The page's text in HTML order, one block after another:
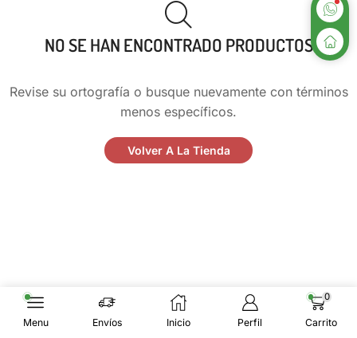
NO SE HAN ENCONTRADO PRODUCTOS
Revise su ortografía o busque nuevamente con términos
menos específicos.
Volver A La Tienda
Menu Envíos Inicio Perfil
0
Carrito